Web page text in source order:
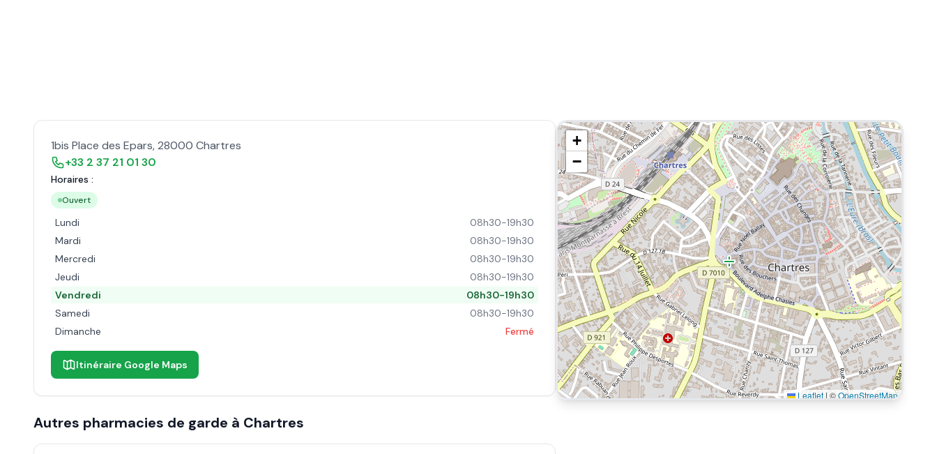
1bis Place des Epars,28000 Chartres
+33 2 37 21 01 30
Horaires :
Ouvert
Lundi
08h30-19h30
Mardi
08h30-19h30
Mercredi
08h30-19h30
Jeudi
08h30-19h30
Vendredi
08h30-19h30
Samedi
08h30-19h30
Dimanche
Fermé
Itinéraire Google Maps
Autres pharmacies de garde à Chartres
+
−
Leaflet | ©OpenStreetMap